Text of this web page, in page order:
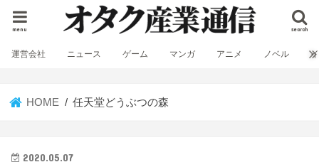
search
menu
運営会社 ニュース ゲーム マンガ アニメ ノベル
HOME 任天堂どうぶつの森
2020.05.07